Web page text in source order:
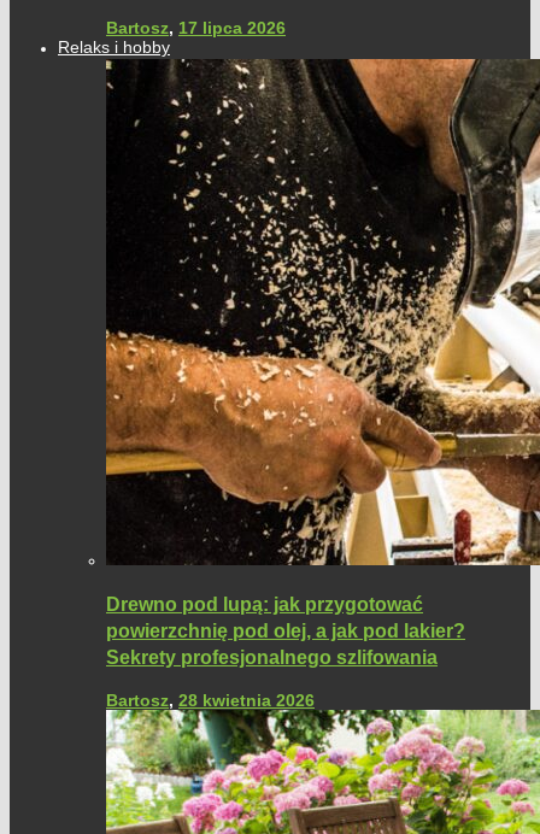
Bartosz, 17 lipca 2026
Relaks i hobby
Drewno pod lupą: jak przygotować
powierzchnię pod olej, a jak pod lakier?
Sekrety profesjonalnego szlifowania
Bartosz, 28 kwietnia 2026